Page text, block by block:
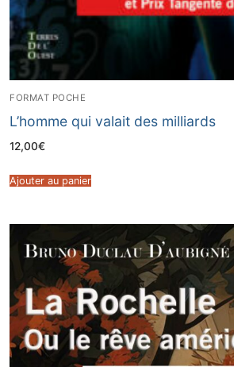
FORMAT POCHE
L’homme qui valait des milliards
12,00€
Ajouter au panier